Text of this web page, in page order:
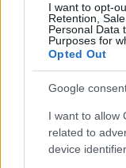
I want to opt-
Retention,
Personal Data
Purposes for
Opted Out
Google
I want to allow
related to
device